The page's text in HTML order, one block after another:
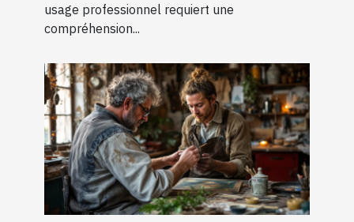
usage professionnel requiert une
compréhension...